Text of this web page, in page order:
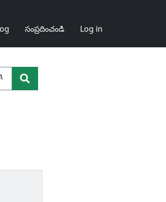
సంప్రదించండి Log in